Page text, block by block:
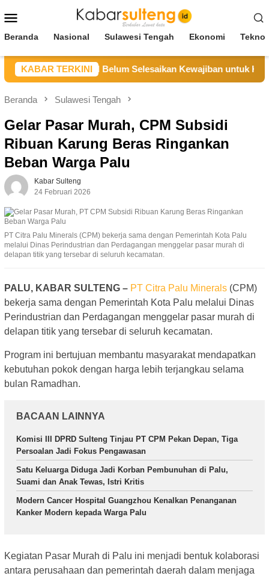
ke
Mobile
Beranda Nasional Sulawesi Tengah Ekonomi
KABAR TERKINI
Sebut CV BBN Belum Selesaikan Kewajiban untuk
Beranda Sulawesi Tengah
Gelar Pasar Murah, CPM Subsidi
Ribuan Karung Beras Ringankan
Beban Warga Palu
Kabar Sulteng
24 Februari 2026
PT Citra Palu Minerals (CPM) bekerja sama dengan Pemerintah Kota Palu
melalui Dinas Perindustrian dan Perdagangan menggelar pasar murah di
delapan titik yang tersebar di seluruh kecamatan.
PALU, KABAR SULTENG – PT Citra Palu Minerals (CPM)
bekerja sama dengan Pemerintah Kota Palu melalui Dinas
Perindustrian dan Perdagangan menggelar pasar murah di
delapan titik yang tersebar di seluruh kecamatan.
Program ini bertujuan membantu masyarakat mendapatkan
kebutuhan pokok dengan harga lebih terjangkau selama
bulan Ramadhan.
BACAAN LAINNYA
Komisi III DPRD Sulteng Tinjau PT CPM Pekan Depan, Tiga
Persoalan Jadi Fokus Pengawasan
Satu Keluarga Diduga Jadi Korban Pembunuhan di Palu,
Suami dan Anak Tewas, Istri Kritis
Modern Cancer Hospital Guangzhou Kenalkan Penanganan
Kanker Modern kepada Warga Palu
Kegiatan Pasar Murah di Palu ini menjadi bentuk kolaborasi
antara perusahaan dan pemerintah daerah dalam menjaga